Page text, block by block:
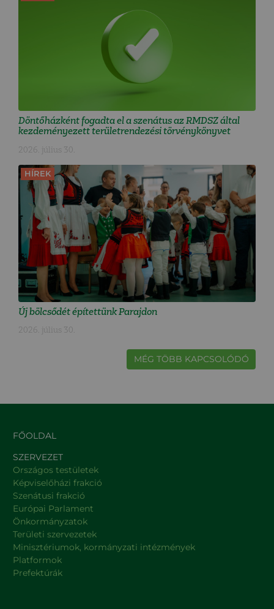
Döntőházként fogadta el a szenátus az RMDSZ által
kezdeményezett területrendezési törvénykönyvet
2026. július 30.
HÍREK
Új bölcsődét építettünk Parajdon
2026. július 30.
MÉG TÖBB KAPCSOLÓDÓ
FŐOLDAL
SZERVEZET
Országos testületek
Képviselőházi frakció
Szenátusi frakció
Európai Parlament
Önkormányzatok
Területi szervezetek
Minisztériumok, kormányzati intézmények
Platformok
Prefektúrák